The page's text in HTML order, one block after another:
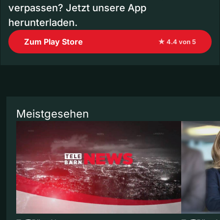
verpassen? Jetzt unsere App
herunterladen.
Zum Play Store ★ 4.4 von 5
Meistgesehen